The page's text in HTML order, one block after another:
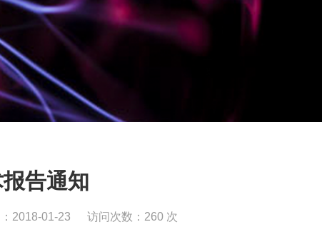
告通知
2018-01-23 访问次数： 260 次